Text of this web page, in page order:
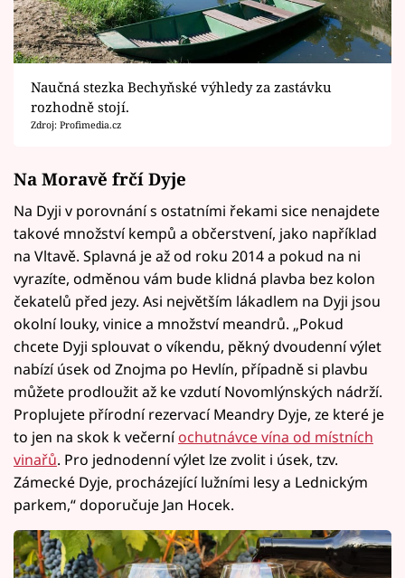
Naučná stezka Bechyňské výhledy za zastávku
rozhodně stojí.
Zdroj: Profimedia.cz
Na Moravě frčí Dyje
Na Dyji v porovnání s ostatními řekami sice nenajdete
takové množství kempů a občerstvení, jako například
na Vltavě. Splavná je až od roku 2014 a pokud na ni
vyrazíte, odměnou vám bude klidná plavba bez kolon
čekatelů před jezy. Asi největším lákadlem na Dyji jsou
okolní louky, vinice a množství meandrů. „Pokud
chcete Dyji splouvat o víkendu, pěkný dvoudenní výlet
nabízí úsek od Znojma po Hevlín, případně si plavbu
můžete prodloužit až ke vzdutí Novomlýnských nádrží.
Proplujete přírodní rezervací Meandry Dyje, ze které je
to jen na skok k večerníochutnávce vína od místních
vinařů. Pro jednodenní výlet lze zvolit i úsek, tzv.
Zámecké Dyje, procházející lužními lesy a Lednickým
parkem,“ doporučuje Jan Hocek.